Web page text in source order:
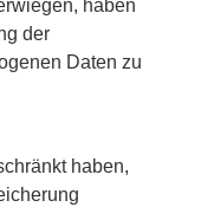
haben
der
Daten zu
haben,